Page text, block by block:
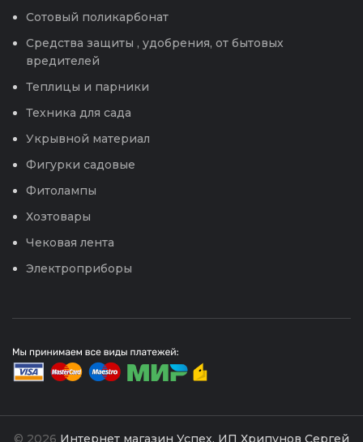
Сотовый поликарбонат
Средства защиты , удобрения, от бытовых
вредителей
Теплицы и парники
Техника для сада
Укрывной материал
Фигурки садовые
Фитолампы
Хозтовары
Чековая лента
Электроприборы
© 2026 Интернет магазин Успех. ИП Хрипунов Сергей